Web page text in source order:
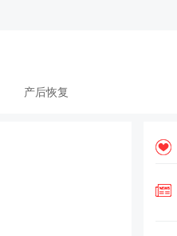
产后恢复